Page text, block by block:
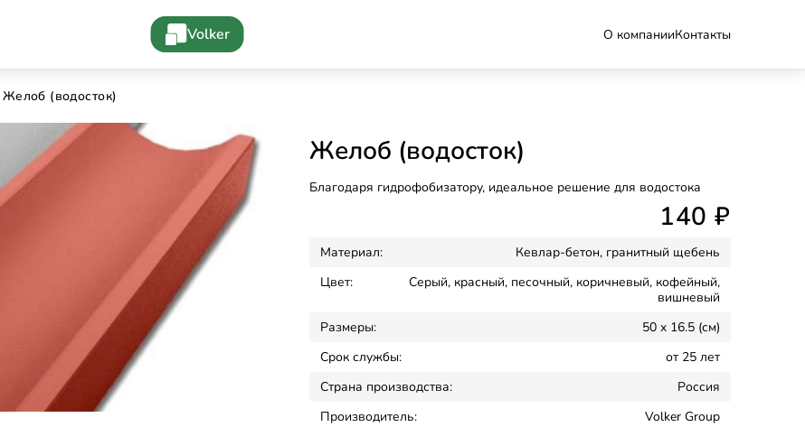
Volker О компанииКонтакты
Желоб (водосток)
Желоб (водосток)
Благодаря гидрофобизатору, идеальное решение для водостока
140₽
Материал:
Кевлар-бетон, гранитный щебень
Цвет:
Серый, красный, песочный, коричневый, кофейный,
вишневый
Размеры:
50 x 16.5 (см)
Срок службы:
от 25 лет
Страна производства:
Россия
Производитель:
Volker Group